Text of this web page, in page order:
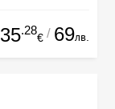
35.28
€ / 69лв.